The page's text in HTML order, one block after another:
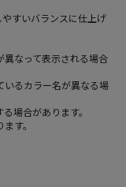
すいバランスに仕上げ
なって表示される場合
るカラー名が異なる場
場合があります。
す。